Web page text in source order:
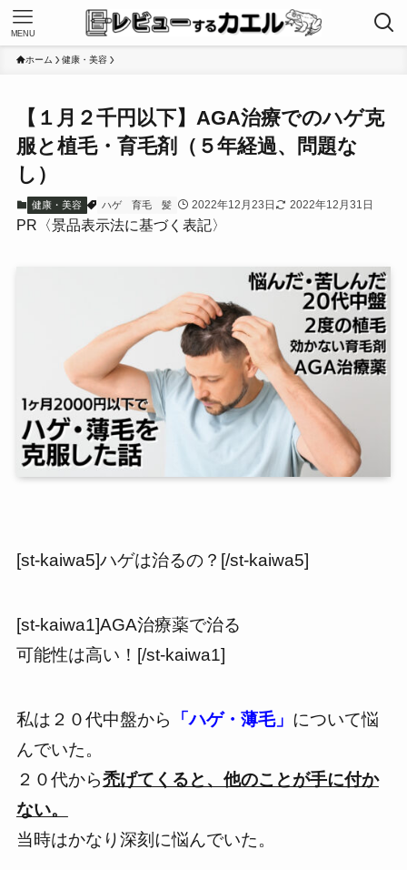
MENU
ホーム 健康・美容
【１月２千円以下】AGA治療でのハゲ克
服と植毛・育毛剤（５年経過、問題な
し）
健康・美容 ハゲ 育毛 髪 2022年12月23日 2022年12月31日
PR〈景品表示法に基づく表記〉
[st-kaiwa5]ハゲは治るの？[/st-kaiwa5]
[st-kaiwa1]AGA治療薬で治る
可能性は高い！[/st-kaiwa1]
私は２０代中盤から 「ハゲ・薄毛」 について悩
んでいた。
２０代から禿げてくると、他のことが手に付か
ない。
当時はかなり深刻に悩んでいた。